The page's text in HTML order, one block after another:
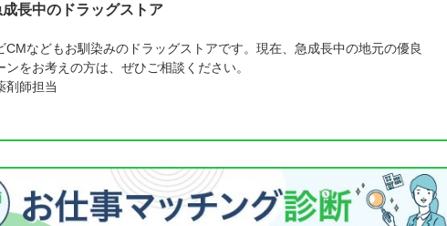
長中のドラッグストア
CMなどもお馴染みのドラッグストアです。現在、急成長中の地元の優良
をお考えの方は、ぜひご相談ください。
師担当